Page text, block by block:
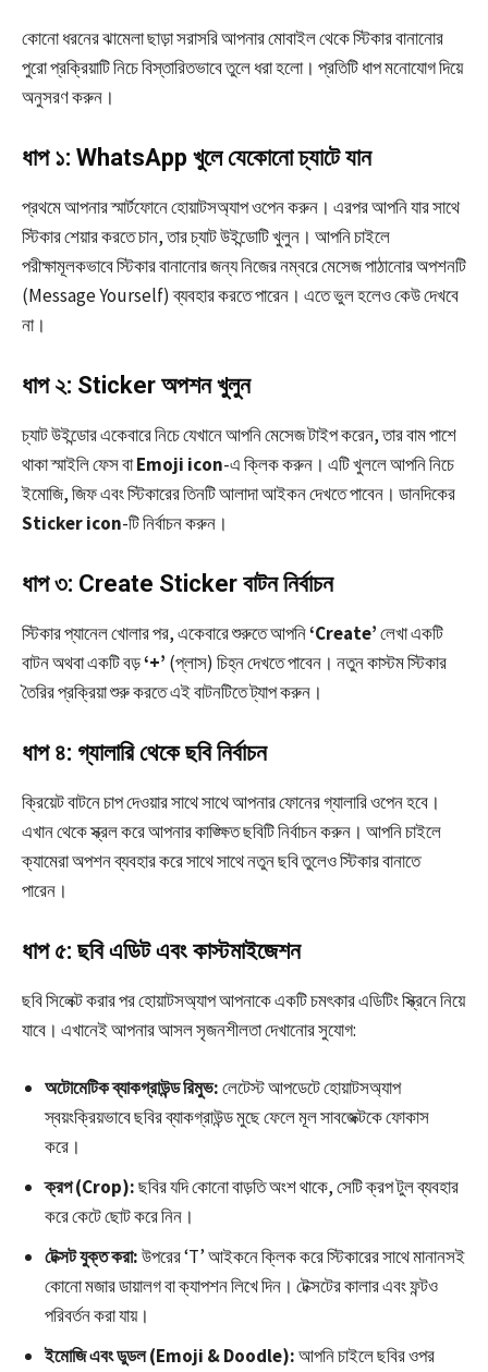
কোনো ধরনের ঝামেলা ছাড়া সরাসরি আপনার মোবাইল থেকে স্টিকার বানানোর
পুরো প্রক্রিয়াটি নিচে বিস্তারিতভাবে তুলে ধরা হলো। প্রতিটি ধাপ মনোযোগ দিয়ে
অনুসরণ করুন।
ধাপ ১: WhatsApp খুলে যেকোনো চ্যাটে যান
প্রথমে আপনার স্মার্টফোনে হোয়াটসঅ্যাপ ওপেন করুন। এরপর আপনি যার সাথে
স্টিকার শেয়ার করতে চান, তার চ্যাট উইন্ডোটি খুলুন। আপনি চাইলে
পরীক্ষামূলকভাবে স্টিকার বানানোর জন্য নিজের নম্বরে মেসেজ পাঠানোর অপশনটি
(Message Yourself) ব্যবহার করতে পারেন। এতে ভুল হলেও কেউ দেখবে
না।
ধাপ ২: Sticker অপশন খুলুন
চ্যাট উইন্ডোর একেবারে নিচে যেখানে আপনি মেসেজ টাইপ করেন, তার বাম পাশে
থাকা স্মাইলি ফেস বাEmoji icon-এ ক্লিক করুন। এটি খুললে আপনি নিচে
ইমোজি, জিফ এবং স্টিকারের তিনটি আলাদা আইকন দেখতে পাবেন। ডানদিকের
Sticker icon-টি নির্বাচন করুন।
ধাপ ৩: Create Sticker বাটন নির্বাচন
স্টিকার প্যানেল খোলার পর, একেবারে শুরুতে আপনি‘Create’লেখা একটি
বাটন অথবা একটি বড়‘+’ (প্লাস) চিহ্ন দেখতে পাবেন। নতুন কাস্টম স্টিকার
তৈরির প্রক্রিয়া শুরু করতে এই বাটনটিতে ট্যাপ করুন।
ধাপ ৪: গ্যালারি থেকে ছবি নির্বাচন
ক্রিয়েট বাটনে চাপ দেওয়ার সাথে সাথে আপনার ফোনের গ্যালারি ওপেন হবে।
এখান থেকে স্ক্রল করে আপনার কাঙ্ক্ষিত ছবিটি নির্বাচন করুন। আপনি চাইলে
ক্যামেরা অপশন ব্যবহার করে সাথে সাথে নতুন ছবি তুলেও স্টিকার বানাতে
পারেন।
ধাপ ৫: ছবি এডিট এবং কাস্টমাইজেশন
ছবি সিলেক্ট করার পর হোয়াটসঅ্যাপ আপনাকে একটি চমৎকার এডিটিং স্ক্রিনে নিয়ে
যাবে। এখানেই আপনার আসল সৃজনশীলতা দেখানোর সুযোগ:
অটোমেটিক ব্যাকগ্রাউন্ড রিমুভ:লেটেস্ট আপডেটে হোয়াটসঅ্যাপ
স্বয়ংক্রিয়ভাবে ছবির ব্যাকগ্রাউন্ড মুছে ফেলে মূল সাবজেক্টকে ফোকাস
করে।
ক্রপ (Crop):ছবির যদি কোনো বাড়তি অংশ থাকে, সেটি ক্রপ টুল ব্যবহার
করে কেটে ছোট করে নিন।
টেক্সট যুক্ত করা:উপরের ‘T’ আইকনে ক্লিক করে স্টিকারের সাথে মানানসই
কোনো মজার ডায়ালগ বা ক্যাপশন লিখে দিন। টেক্সটের কালার এবং ফন্টও
পরিবর্তন করা যায়।
ইমোজি এবং ডুডল (Emoji & Doodle):আপনি চাইলে ছবির ওপর